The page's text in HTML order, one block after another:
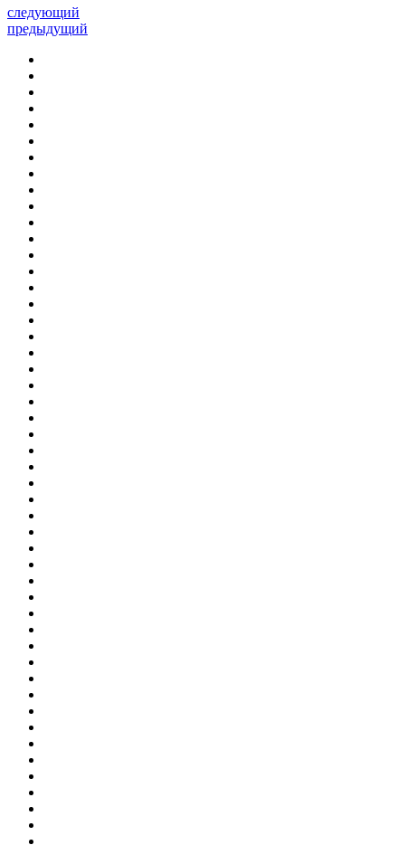
следующий
предыдущий